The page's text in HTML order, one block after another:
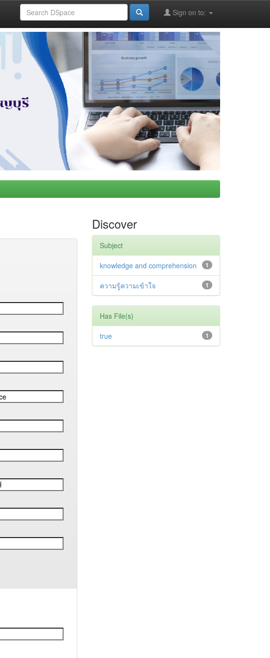
Sign on to:
Discover
Subject
1
knowledge and comprehension
1
ความรู้ความเข้าใจ
Has File(s)
1
true